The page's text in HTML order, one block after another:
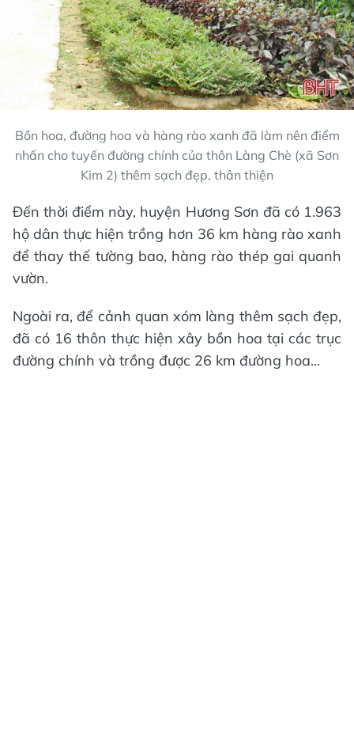
Bồn hoa, đường hoa và hàng rào xanh đã làm nên điểm
nhấn cho tuyến đường chính của thôn Làng Chè (xã Sơn
Kim 2) thêm sạch đẹp, thân thiện
Đến thời điểm này, huyện Hương Sơn đã có 1.963
hộ dân thực hiện trồng hơn 36 km hàng rào xanh
để thay thế tường bao, hàng rào thép gai quanh
vườn.
Ngoài ra, để cảnh quan xóm làng thêm sạch đẹp,
đã có 16 thôn thực hiện xây bồn hoa tại các trục
đường chính và trồng được 26 km đường hoa...